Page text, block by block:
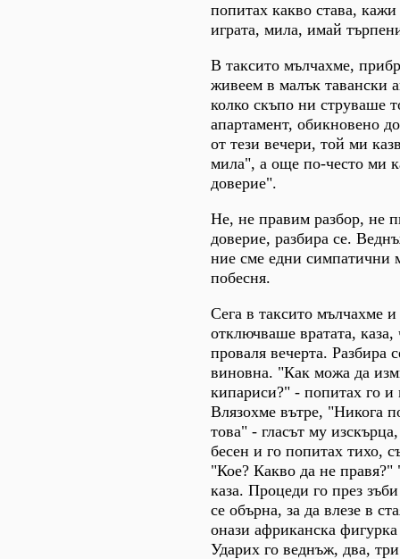
попитах какво става,
играта, мила, имай
В таксито мълчахме,
живеем в малък тавански
колко скъпо ни струваше
апартамент, обикновено
от тези вечери, той ми
мила", а още по-често ми
доверие".
Не, не правим разбор, не
доверие, разбира се.
ние сме едни
побесня.
Сега в таксито мълчахме
отключваше вратата, каза,
проваля вечерта. Разбира
виновна. "Как можа да
кипариси?" - попитах го
Влязохме вътре, "Никога
това" - гласът му
бесен и го попитах тихо,
"Кое? Какво да не
каза. Процеди го през
се обърна, за да влезе в
онази африканска
Ударих го веднъж, два,